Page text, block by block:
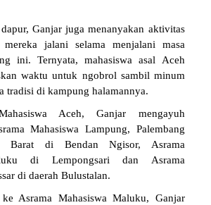
Ganjar juga menanyakan aktivitas
mereka jalani selama menjalani masa
ini. Ternyata, mahasiswa asal Aceh
waktu untuk ngobrol sambil minum
tradisi di kampung halamannya.
Aceh, Ganjar mengayuh
Mahasiswa Lampung, Palembang
Barat di Bendan Ngisor, Asrama
di Lempongsari dan Asrama
di daerah Bulustalan.
Asrama Mahasiswa Maluku, Ganjar